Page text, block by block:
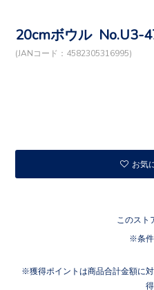
20cmボウル No.U3-
(JANコード：4582305316995)
お気
このスト
条
獲得ポイントは商品合計金額に